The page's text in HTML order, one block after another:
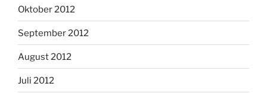
Oktober 2012
September 2012
August 2012
Juli 2012